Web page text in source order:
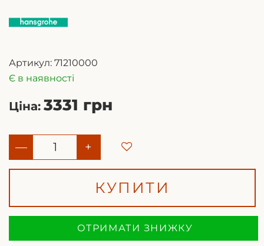
Артикул: 71210000
Є в наявності
Ціна: 3331 грн
— +
КУПИТИ
ОТРИМАТИ ЗНИЖКУ